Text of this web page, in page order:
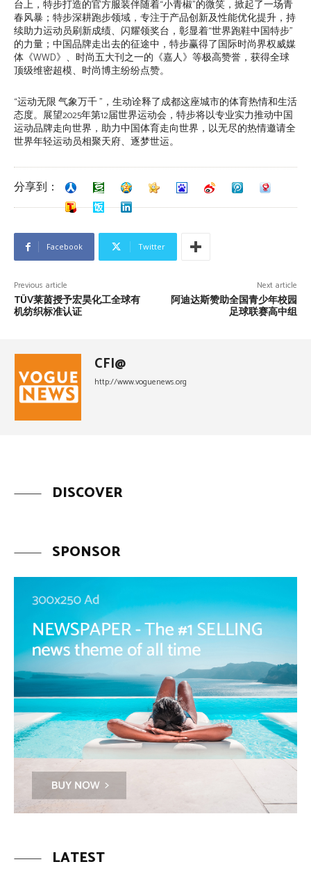
台上，特步打造的官方服装伴随着“小青椒”的微笑，掀起了一场青
春风暴；特步深耕跑步领域，专注于产品创新及性能优化提升，持
续助力运动员刷新成绩、闪耀领奖台，彰显着“世界跑鞋中国特步”
的力量；中国品牌走出去的征途中，特步赢得了国际时尚界权威媒
体《WWD》、时尚五大刊之一的《嘉人》等极高赞誉，获得全球
顶级维密超模、时尚博主纷纷点赞。
“运动无限 气象万千 ”，生动诠释了成都这座城市的体育热情和生活
态度。展望2025年第12届世界运动会，特步将以专业实力推动中国
运动品牌走向世界，助力中国体育走向世界，以无尽的热情邀请全
世界年轻运动员相聚天府、逐梦世运。
分享到：
Facebook Twitter
Previous article
TÜV莱茵授予宏昊化工全球有
机纺织标准认证
Next article
阿迪达斯赞助全国青少年校园
足球联赛高中组
CFI@
http://www.voguenews.org
DISCOVER
SPONSOR
LATEST